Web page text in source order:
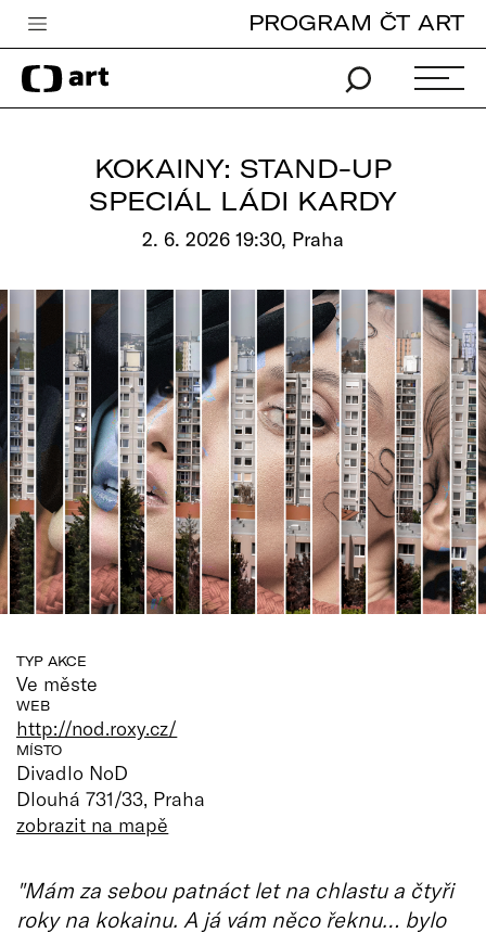
Česká televize
Zpravodajství
Vše o ČT
PROGRAM ČT ART
KOKAINY: STAND-UP
SPECIÁL LÁDI KARDY
2. 6. 2026 19:30, Praha
TYP AKCE
Ve měste
WEB
http://nod.roxy.cz/
MÍSTO
Divadlo NoD
Dlouhá 731/33, Praha
zobrazit na mapě
"Mám za sebou patnáct let na chlastu a čtyři
roky na kokainu. A já vám něco řeknu… bylo